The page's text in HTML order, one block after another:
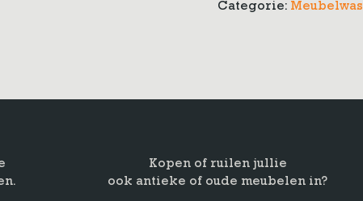
Categorie: Meubelwas
Kopen of ruilen jullie
ook antieke of oude meubelen in?